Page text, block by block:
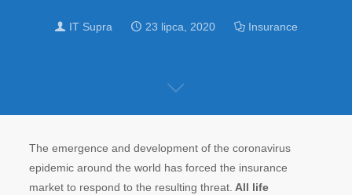
IT Supra 23 lipca, 2020 Insurance
The emergence and development of the coronavirus
epidemic around the world has forced the insurance
market to respond to the resulting threat. All life